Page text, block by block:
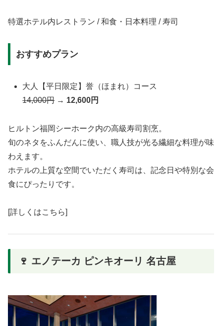
特選ホテル内レストラン / 和食・日本料理 / 寿司
おすすめプラン
大人【平日限定】誉（ほまれ）コース
14,000円→ 12,600円
ヒルトン福岡シーホーク内の高級寿司割烹。
旬のネタをふんだんに使い、職人技が光る繊細な料理が味
わえます。
ホテルの上質な空間でいただく寿司は、記念日や特別な会
食にぴったりです。
[詳しくはこちら]
🍷 エノテーカ ピンキオーリ 名古屋